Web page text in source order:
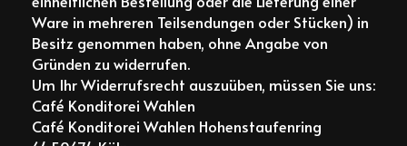
Ware in mehreren Teilsendungen oder Stücken) in
Besitz genommen haben, ohne Angabe von
Gründen zu widerrufen.
Um Ihr Widerrufsrecht auszuüben, müssen Sie uns:
Café Konditorei Wahlen
Café Konditorei Wahlen Hohenstaufenring